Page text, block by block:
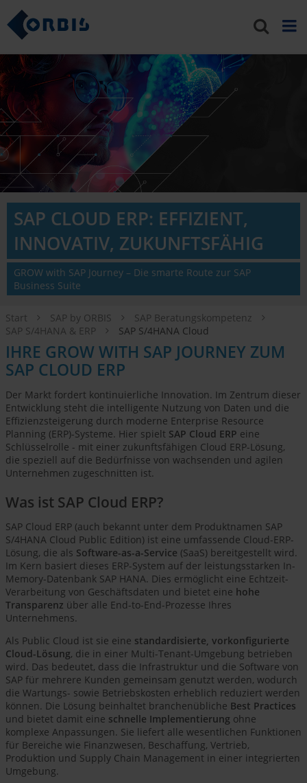
SAP CLOUD ERP: EFFIZIENT,
INNOVATIV, ZUKUNFTSFÄHIG
GROW with SAP Journey – Die smarte Route zur SAP
Business Suite
Start SAP by ORBIS
SAP Beratungskompetenz
SAP S/4HANA & ERP
SAP S/4HANA Cloud
IHRE GROW WITH SAP JOURNEY ZUM
SAP CLOUD ERP
Der Markt fordert kontinuierliche Innovation. Im Zentrum dieser
Entwicklung steht die intelligente Nutzung von Daten und die
Effizienzsteigerung durch moderne Enterprise Resource
Planning (ERP)-Systeme. Hier spielt SAP Cloud ERP eine
Schlüsselrolle - mit einer zukunftsfähigen Cloud ERP-Lösung,
die speziell auf die Bedürfnisse von wachsenden und agilen
Unternehmen zugeschnitten ist.
Was ist SAP Cloud ERP?
SAP Cloud ERP (auch bekannt unter dem Produktnamen SAP
S/4HANA Cloud Public Edition) ist eine umfassende Cloud-ERP-
Lösung, die als Software-as-a-Service (SaaS) bereitgestellt wird.
Im Kern basiert dieses ERP-System auf der leistungsstarken In-
Memory-Datenbank SAP HANA. Dies ermöglicht eine Echtzeit-
Verarbeitung von Geschäftsdaten und bietet eine hohe
Transparenz über alle End-to-End-Prozesse Ihres
Unternehmens.
Als Public Cloud ist sie eine standardisierte, vorkonfigurierte
Cloud-Lösung, die in einer Multi-Tenant-Umgebung betrieben
wird. Das bedeutet, dass die Infrastruktur und die Software von
SAP für mehrere Kunden gemeinsam genutzt werden, wodurch
die Wartungs- sowie Betriebskosten erheblich reduziert werden
können. Die Lösung beinhaltet branchenübliche Best Practices
und bietet damit eine schnelle Implementierung ohne
komplexe Anpassungen. Sie liefert alle wesentlichen Funktionen
für Bereiche wie Finanzwesen, Beschaffung, Vertrieb,
Produktion und Supply Chain Management in einer integrierten
Umgebung.